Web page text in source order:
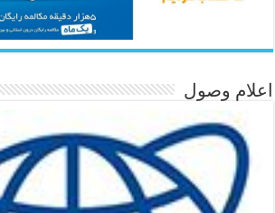
اعلام وصول